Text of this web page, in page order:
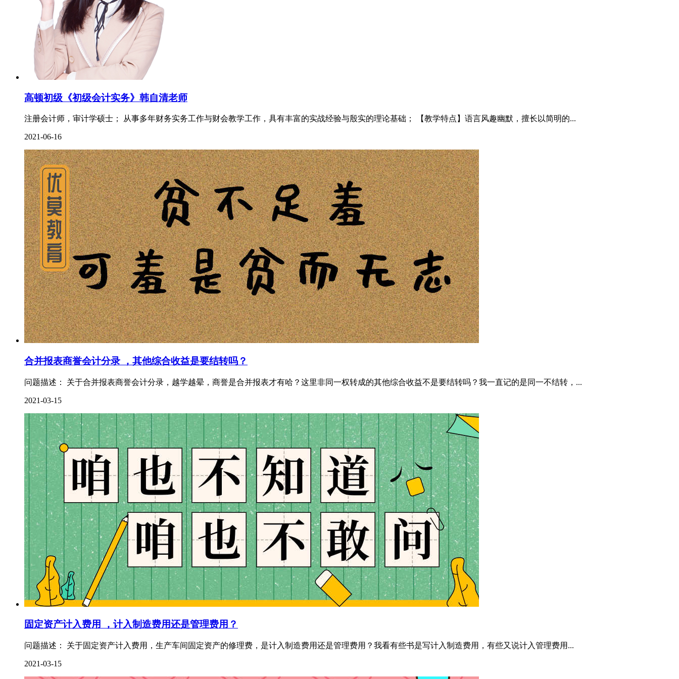
高顿初级《初级会计实务》韩自清老师
注册会计师，审计学硕士； 从事多年财务实务工作与财会教学工作，具有丰富的实战经验与殷实的理论基础； 【教学特点】语言风趣幽默，擅长以简明的...
2021-06-16
合并报表商誉会计分录 ，其他综合收益是要结转吗？
问题描述： 关于合并报表商誉会计分录，越学越晕，商誉是合并报表才有哈？这里非同一权转成的其他综合收益不是要结转吗？我一直记的是同一不结转，...
2021-03-15
固定资产计入费用 ，计入制造费用还是管理费用？
问题描述： 关于固定资产计入费用，生产车间固定资产的修理费，是计入制造费用还是管理费用？我看有些书是写计入制造费用，有些又说计入管理费用...
2021-03-15